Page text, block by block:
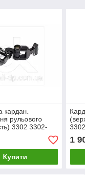
кардан.
рульового
3302 3302-
Купити
ГАЗ)
1